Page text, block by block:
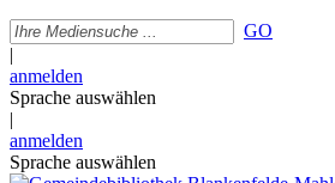
GO
|
anmelden
Sprache auswählen
|
anmelden
Sprache auswählen